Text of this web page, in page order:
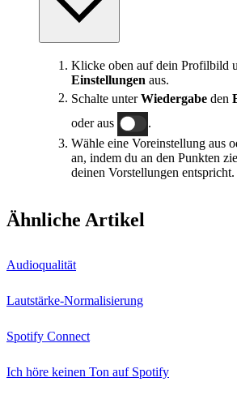
Klicke oben auf dein Profilbild
Einstellungen aus.
Schalte unterWiedergabe den
oder aus
Wähle eine Voreinstellung aus
an, indem du an den Punkten
deinen Vorstellungen entspricht.
Ähnliche Artikel
Audioqualität
Lautstärke-Normalisierung
Spotify Connect
Ich höre keinen Ton auf Spotify